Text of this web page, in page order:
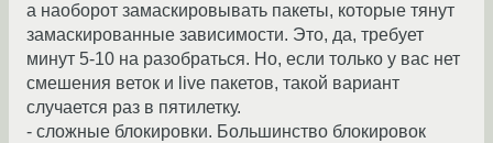
а наоборот замаскировывать пакеты, которые тянут
замаскированные зависимости. Это, да, требует
минут 5-10 на разобраться. Но, если только у вас нет
смешения веток и live пакетов, такой вариант
случается раз в пятилетку.
- сложные блокировки. Большинство блокировок